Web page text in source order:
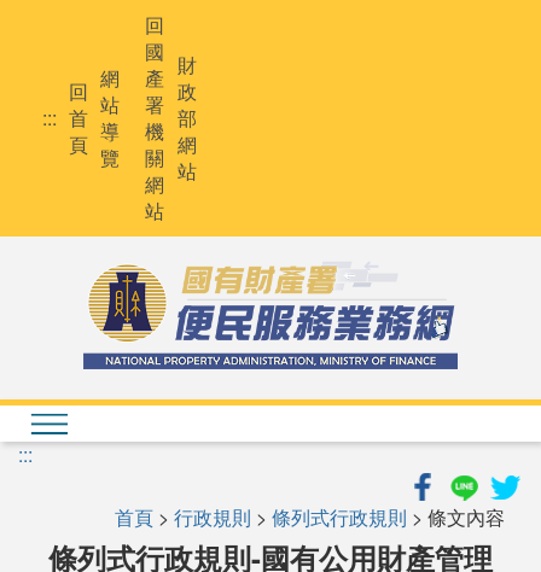
:::
回
首
頁
網
站
導
覽
回
國
產
署
機
關
網
站
財
政
部
網
站
:::
首頁 > 行政規則 > 條列式行政規則 > 條文內容
條列式行政規則-國有公用財產管理